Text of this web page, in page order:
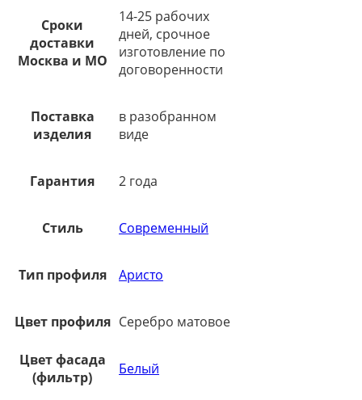
Сроки
доставки
Москва и МО
14-25 рабочих
дней, срочное
изготовление по
договоренности
Поставка
изделия
в разобранном
виде
Гарантия 2 года
Стиль Современный
Тип профиля Аристо
Цвет профиля Серебро матовое
Цвет фасада
(фильтр)
Белый